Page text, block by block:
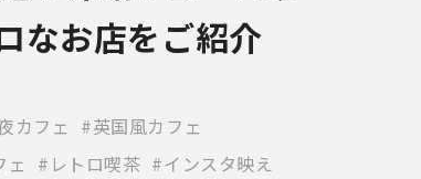
なお店をご紹介
カフェ
英国風カフェ
ェ レトロ喫茶 インスタ映え